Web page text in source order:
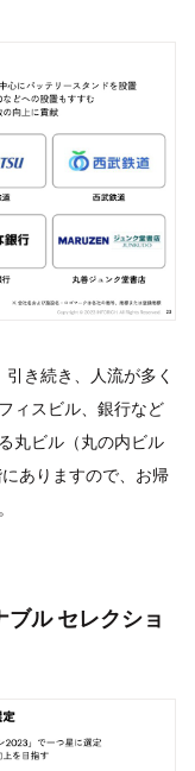
き続き、人流が多く
ィスビル、銀行など
丸ビル（丸の内ビル
ありますので、お帰
ル セレクショ